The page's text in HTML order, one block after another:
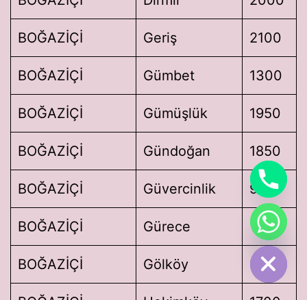
BOĞAZİÇİ Geriş 2100
BOĞAZİÇİ Gümbet 1300
BOĞAZİÇİ Gümüşlük 1950
BOĞAZİÇİ Gündoğan 1850
BOĞAZİÇİ Güvercinlik 950
BOĞAZİÇİ Gürece 1850
BOĞAZİÇİ Gölköy 1600
Hide
chaty